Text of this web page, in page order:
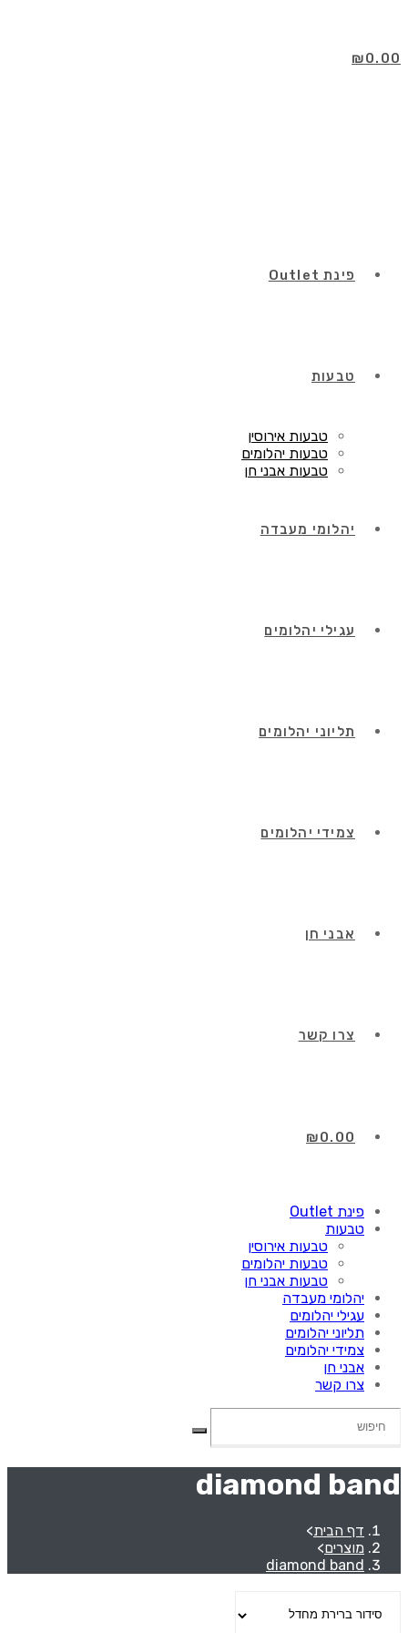
content
₪0.00
פינת Outlet
טבעות
טבעות אירוסין
טבעות יהלומים
טבעות אבני חן
יהלומי מעבדה
עגילי יהלומים
תליוני יהלומים
צמידי יהלומים
אבני חן
צרו קשר
₪0.00
פינת Outlet
טבעות
טבעות אירוסין
טבעות יהלומים
טבעות אבני חן
יהלומי מעבדה
עגילי יהלומים
תליוני יהלומים
צמידי יהלומים
אבני חן
צרו קשר
diamond band
דף הבית>
מוצרים>
diamond band